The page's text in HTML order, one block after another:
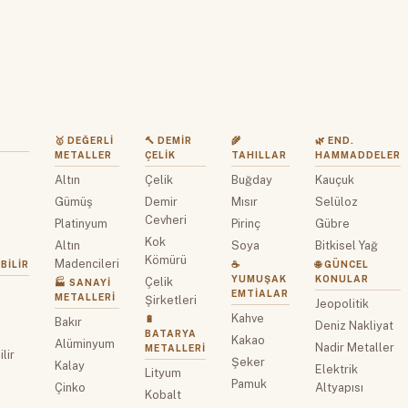
🥇 DEĞERLI
METALLER
Altın
Gümüş
Platinyum
Altın
Madencileri
🏭 SANAYI
METALLERI
Bakır
Alüminyum
Kalay
Çinko
🔨 DEMIR
ÇELIK
Çelik
Demir
Cevheri
Kok
Kömürü
Çelik
Şirketleri
🔋
BATARYA
METALLERI
Lityum
Kobalt
🌾
TAHILLAR
Buğday
Mısır
Pirinç
Soya
☕
YUMUŞAK
EMTIALAR
Kahve
Kakao
Şeker
Pamuk
🌿 END.
HAMMADDELER
Kauçuk
Selüloz
Gübre
Bitkisel Yağ
🌐 GÜNCEL
KONULAR
Jeopolitik
Deniz Nakliyat
Nadir Metaller
Elektrik
Altyapısı